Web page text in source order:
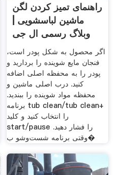
راهنمای تمیز کردن لگن
ماشین لباسشویی |
وبلاگ رسمی ال جی
ایران
اگر محصول به شکل پودر است،
فنجان مایع شوینده را بردارید و
پودر را به محفظه اصلی اضافه
کنید. درب اصلی ماشین و
محفظه مواد شوینده را ببندید.
برنامه tub clean/tub clean+
را انتخاب کنید و کلید
start/pause را فشار دهید.
وقتی برنامه شست‌وشو ب�